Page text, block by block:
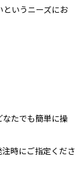
いうニーズにお
たでも簡単に操
時にご指定くださ